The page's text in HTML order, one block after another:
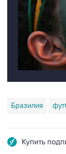
Бразилия
Купить